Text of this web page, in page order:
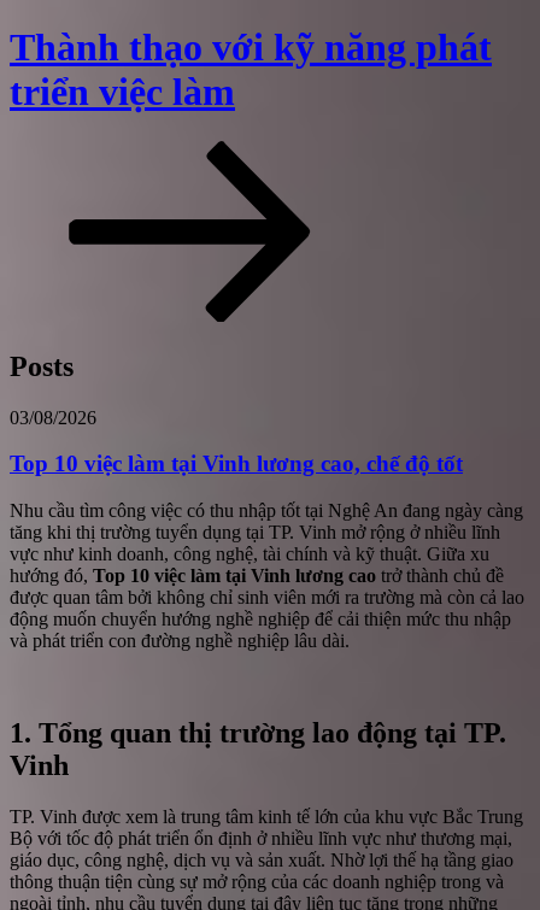
Skip
to
content
Thành thạo với kỹ năng phát
triển việc làm
Posts
03/08/2026
Top 10 việc làm tại Vinh lương cao, chế độ tốt
Nhu cầu tìm công việc có thu nhập tốt tại Nghệ An đang ngày càng
tăng khi thị trường tuyển dụng tại TP. Vinh mở rộng ở nhiều lĩnh
vực như kinh doanh, công nghệ, tài chính và kỹ thuật. Giữa xu
hướng đó, Top 10 việc làm tại Vinh lương cao trở thành chủ đề
được quan tâm bởi không chỉ sinh viên mới ra trường mà còn cả lao
động muốn chuyển hướng nghề nghiệp để cải thiện mức thu nhập
và phát triển con đường nghề nghiệp lâu dài.
1. Tổng quan thị trường lao động tại TP.
Vinh
TP. Vinh được xem là trung tâm kinh tế lớn của khu vực Bắc Trung
Bộ với tốc độ phát triển ổn định ở nhiều lĩnh vực như thương mại,
giáo dục, công nghệ, dịch vụ và sản xuất. Nhờ lợi thế hạ tầng giao
thông thuận tiện cùng sự mở rộng của các doanh nghiệp trong và
ngoài tỉnh, nhu cầu tuyển dụng tại đây liên tục tăng trong những